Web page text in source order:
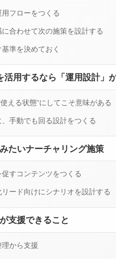
フローをつくる
合わせて次の施策を設計する
準を決めておく
活用するなら「運用設計」
える状態”にしてこそ意味がある
手動でも回る設計をつくる
たいナーチャリング施策
すコンテンツをつくる
ード向けにシナリオを設計する
支援できること
から支援